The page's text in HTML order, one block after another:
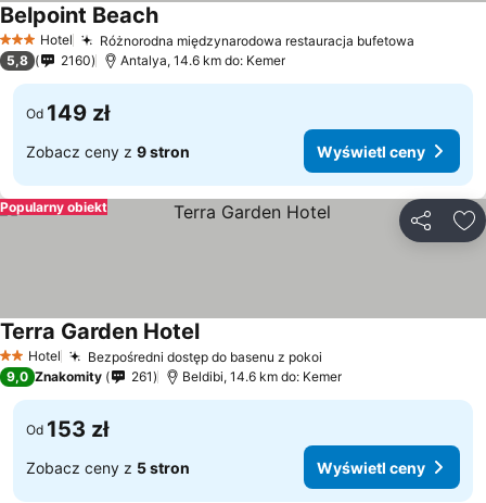
3 Kategoria
Hotel Różnorodna międzynarodowa restauracja bufetowa
Belpoint BeachWyświetl ceny
5,8 2160 Antalya, 14.6 km do: Kemer
Od 149 zł
Zobacz ceny z 9 stron Wyświetl ceny
Popularny obiekt
2 Kategoria
Hotel Bezpośredni dostęp do basenu z pokoi
Terra Garden HotelWyświetl ceny
9,0 Znakomity 261 Beldibi, 14.6 km do: Kemer
Od 153 zł
Zobacz ceny z 5 stron Wyświetl ceny